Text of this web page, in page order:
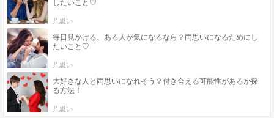
したいこと♡
片思い
毎日見かける、ある人が気になるなら？両思いになるためにし
たいこと♡
片思い
大好きな人と両思いになれそう？付き合える可能性があるか探
る方法！
片思い